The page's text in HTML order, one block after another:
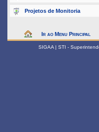
Projetos de Monitoria
Ir ao Menu Principal
SIGAA | STI -